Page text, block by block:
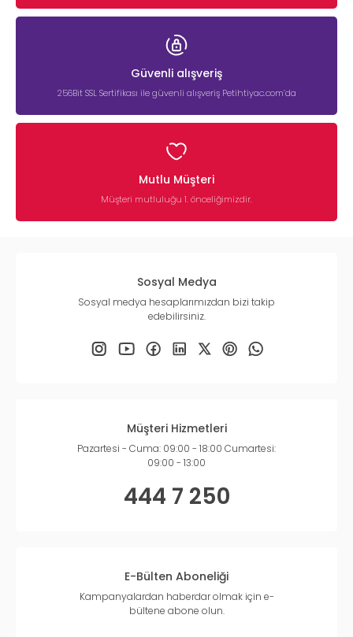
Güvenli alışveriş
256Bit SSL Sertifikası ile güvenli alışveriş Petihtiyac.com’da
Mutlu Müşteri
Müşteri mutluluğu 1. önceliğimizdir.
Sosyal Medya
Sosyal medya hesaplarımızdan bizi takip
edebilirsiniz.
Müşteri Hizmetleri
Pazartesi - Cuma: 09:00 - 18:00 Cumartesi:
09:00 - 13:00
444 7 250
E-Bülten Aboneliği
Kampanyalardan haberdar olmak için e-
bültene abone olun.